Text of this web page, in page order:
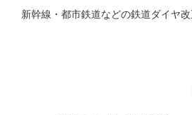
新幹線・都市鉄道などの鉄道ダイヤ